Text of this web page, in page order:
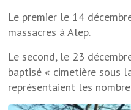
Le premier le 14
massacres à Alep.
Le second, le 23
baptisé « cimetière sous
représentaient les